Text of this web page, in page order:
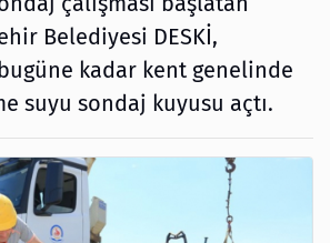
Belediyesi DESKİ,
kadar kent genelinde
suyu sondaj kuyusu açtı.